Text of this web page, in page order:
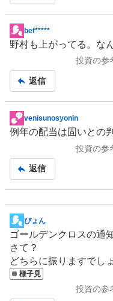
掲
示
事
bef*****
野村も上がってる。な
投資の参
返信
掲
示
事
venisunosyonin
例年の配当は固いとの
投資の参
返信
掲
示
板
記
事
ぴょん
ゴールデンクロスの通
さて？
どちらに振りますでし
様子見
投資の参